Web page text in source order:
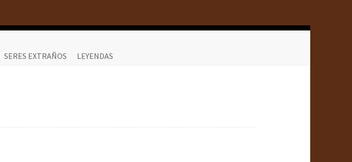
SERES EXTRAÑOS LEYENDAS